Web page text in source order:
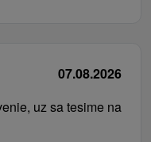
07.08.2026
uz sa tesime na